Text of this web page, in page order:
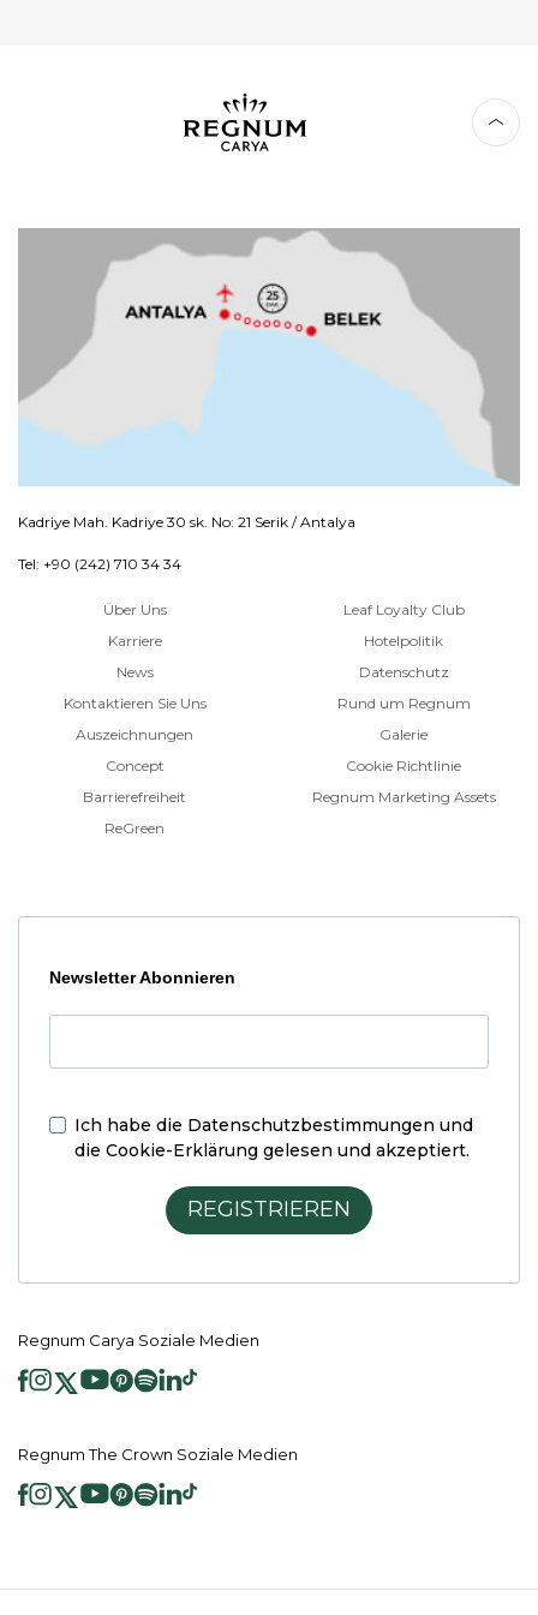
Kadriye Mah. Kadriye 30 sk. No: 21 Serik / Antalya
Tel: +90 (242) 710 34 34
Über Uns
Karriere
News
Kontaktieren Sie Uns
Auszeichnungen
Concept
Barrierefreiheit
ReGreen
Leaf Loyalty Club
Hotelpolitik
Datenschutz
Rund um Regnum
Galerie
Cookie Richtlinie
Regnum Marketing Assets
Newsletter Abonnieren
Ich habe die Datenschutzbestimmungen und
die Cookie-Erklärung gelesen und akzeptiert.
REGISTRIEREN
Regnum Carya Soziale Medien
Regnum The Crown Soziale Medien